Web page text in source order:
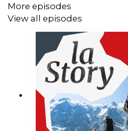
production et d’édition :
Boulenger. Identité graphique
Sons : L’Oréal, France 24,
cuisse», Sky News, Euronews,
More episodes
View all episodes